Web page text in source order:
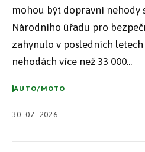
mohou být dopravní nehody
Národního úřadu pro
zahynulo v posledních
nehodách více než 33 000...
AUTO/MOTO
30. 07. 2026